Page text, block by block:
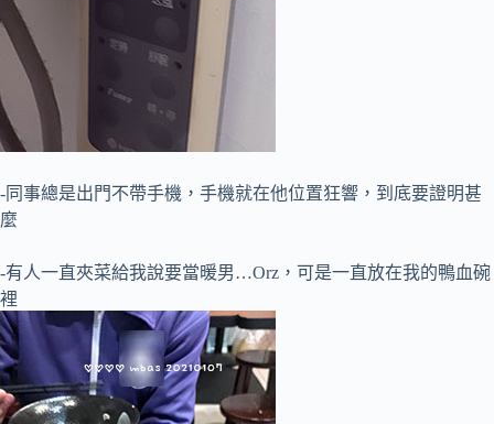
-同事總是出門不帶手機，手機就在他位置狂響，到底要證明甚
麼
-有人一直夾菜給我說要當暖男…Orz，可是一直放在我的鴨血碗
裡